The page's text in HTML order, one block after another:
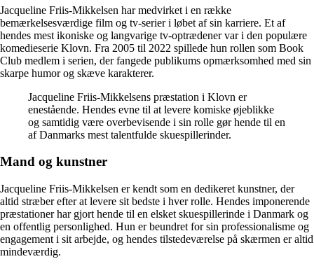
Jacqueline Friis-Mikkelsen har medvirket i en række
bemærkelsesværdige film og tv-serier i løbet af sin karriere. Et af
hendes mest ikoniske og langvarige tv-optrædener var i den populære
komedieserie Klovn. Fra 2005 til 2022 spillede hun rollen som Book
Club medlem i serien, der fangede publikums opmærksomhed med sin
skarpe humor og skæve karakterer.
Jacqueline Friis-Mikkelsens præstation i Klovn er
enestående. Hendes evne til at levere komiske øjeblikke
og samtidig være overbevisende i sin rolle gør hende til en
af Danmarks mest talentfulde skuespillerinder.
Mand og kunstner
Jacqueline Friis-Mikkelsen er kendt som en dedikeret kunstner, der
altid stræber efter at levere sit bedste i hver rolle. Hendes imponerende
præstationer har gjort hende til en elsket skuespillerinde i Danmark og
en offentlig personlighed. Hun er beundret for sin professionalisme og
engagement i sit arbejde, og hendes tilstedeværelse på skærmen er altid
mindeværdig.